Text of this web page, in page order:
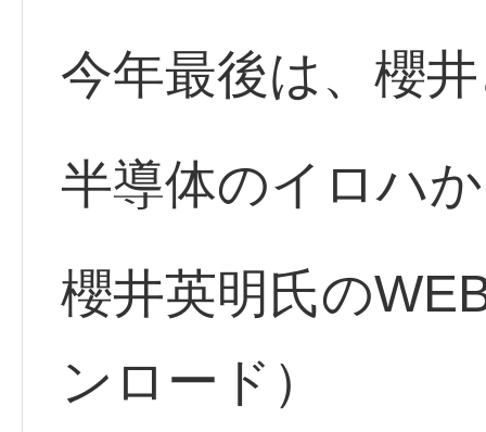
今年最後は、櫻
半導体のイロハ
櫻井英明氏の
ンロード）